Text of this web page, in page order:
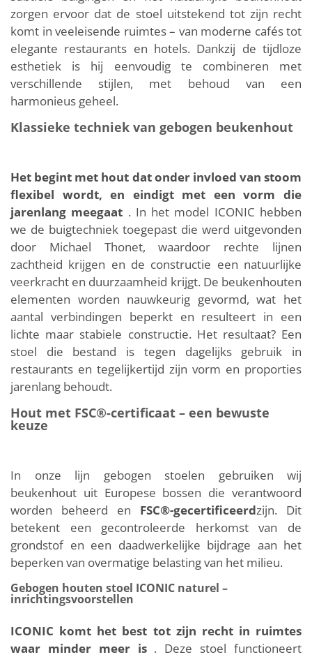
zorgen ervoor dat de stoel uitstekend tot zijn recht
komt in veeleisende ruimtes – van moderne cafés tot
elegante restaurants en hotels. Dankzij de tijdloze
esthetiek is hij eenvoudig te combineren met
verschillende stijlen, met behoud van een
harmonieus geheel.
Klassieke techniek van gebogen beukenhout
Het begint met hout dat onder invloed van stoom
flexibel wordt, en eindigt met een vorm die
jarenlang meegaat . In het model ICONIC hebben
we de buigtechniek toegepast die werd uitgevonden
door Michael Thonet, waardoor rechte lijnen
zachtheid krijgen en de constructie een natuurlijke
veerkracht en duurzaamheid krijgt. De beukenhouten
elementen worden nauwkeurig gevormd, wat het
aantal verbindingen beperkt en resulteert in een
lichte maar stabiele constructie. Het resultaat? Een
stoel die bestand is tegen dagelijks gebruik in
restaurants en tegelijkertijd zijn vorm en proporties
jarenlang behoudt.
Hout met FSC®-certificaat – een bewuste
keuze
In onze lijn gebogen stoelen gebruiken wij
beukenhout uit Europese bossen die verantwoord
worden beheerd en FSC®-gecertificeerdzijn. Dit
betekent een gecontroleerde herkomst van de
grondstof en een daadwerkelijke bijdrage aan het
beperken van overmatige belasting van het milieu.
Gebogen houten stoel ICONIC naturel –
inrichtingsvoorstellen
ICONIC komt het best tot zijn recht in ruimtes
waar minder meer is . Deze stoel functioneert